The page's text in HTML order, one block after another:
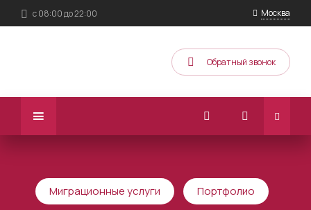
с 08:00 до 22:00 Москва
Обратный звонок
Миграционные услуги Портфолио